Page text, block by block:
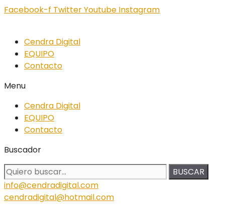
Facebook-f TwitterYoutube Instagram
Cendra Digital
EQUIPO
Contacto
Menu
Cendra Digital
EQUIPO
Contacto
Buscador
BUSCAR
info@cendradigital.com
cendradigital@hotmail.com